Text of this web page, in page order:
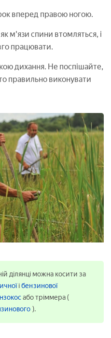
вперед правою ногою.
м'язи спини втомляться, і
працювати.
дихання. Не поспішайте,
правильно виконувати
ділянці можна косити за
ібензинової
або тріммера (
).